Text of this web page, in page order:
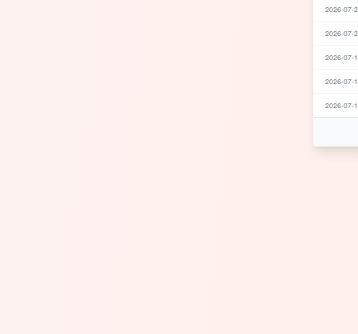
2026-07-
2026-07-
2026-07-
2026-07-
2026-07-